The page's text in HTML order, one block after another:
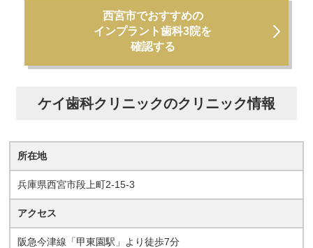
西宮市でおすすめの
インプラント歯科3院を
確認する
ケイ歯科クリニックのクリニック情報
所在地
兵庫県西宮市段上町2-15-3
アクセス
阪急今津線「甲東園駅」より徒歩7分